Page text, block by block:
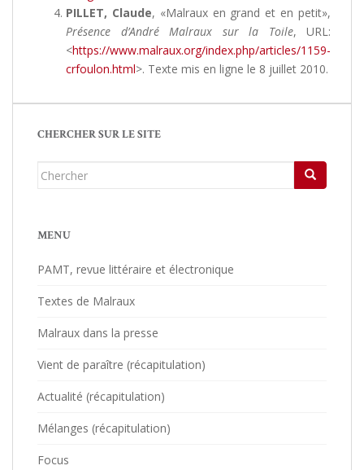
PILLET, Claude, «Malraux en grand et en petit»,
Présence d’André Malraux sur la Toile, URL:
<https://www.malraux.org/index.php/articles/1159-
crfoulon.html>. Texte mis en ligne le 8 juillet 2010.
CHERCHER SUR LE SITE
Chercher...
MENU
PAMT, revue littéraire et électronique
Textes de Malraux
Malraux dans la presse
Vient de paraître (récapitulation)
Actualité (récapitulation)
Mélanges (récapitulation)
Focus